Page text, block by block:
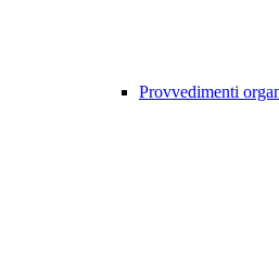
Provvedimenti